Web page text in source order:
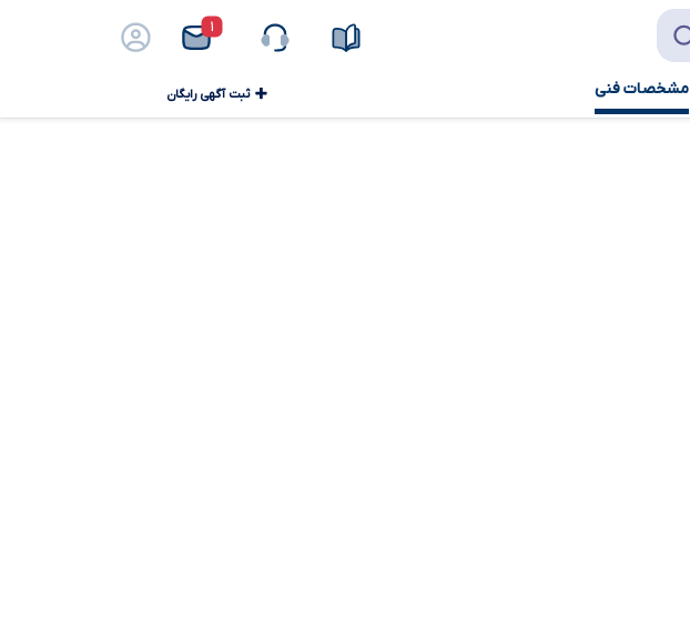
۱
مشخصات فنی ثبت آگهی رایگان